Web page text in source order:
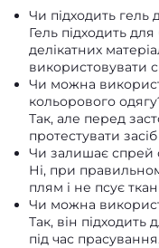
Чи підходить гель
Гель підходить
делікатних
використовувати
Чи можна
кольорового
Так, але перед
протестувати
Чи залишає спрей
Ні, при
плям і не псує
Чи можна
Так, він
під час прасування.